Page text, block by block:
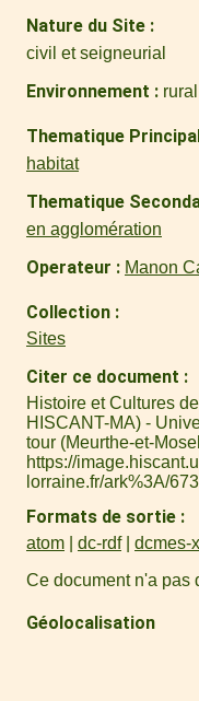
Nature du Site
civil et seigneurial
Environnement rural
Thematique
habitat
Thematique
en agglomération
Operateur Manon
Collection
Sites
Citer ce document
Histoire et Cultures
HISCANT-MA) -
tour (Meurthe-et-
https://
lorraine.fr/ark%3A/
Formats de sortie
atom dc-rdf dcmes-
Ce document n'a pas
Géolocalisation